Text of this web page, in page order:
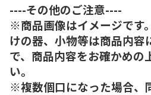
----その他のご注意----
※商品画像はイメージです
けの器、小物等は商品内容
で、商品内容をお確かめの
い。
※複数個口になった場合、